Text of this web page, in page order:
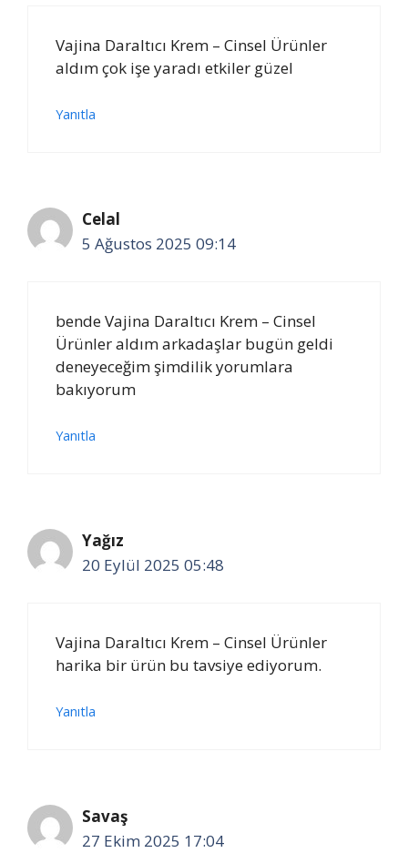
Vajina Daraltıcı Krem – Cinsel Ürünler
aldım çok işe yaradı etkiler güzel
Yanıtla
Celal
5 Ağustos 2025 09:14
bende Vajina Daraltıcı Krem – Cinsel
Ürünler aldım arkadaşlar bugün geldi
deneyeceğim şimdilik yorumlara
bakıyorum
Yanıtla
Yağız
20 Eylül 2025 05:48
Vajina Daraltıcı Krem – Cinsel Ürünler
harika bir ürün bu tavsiye ediyorum.
Yanıtla
Savaş
27 Ekim 2025 17:04